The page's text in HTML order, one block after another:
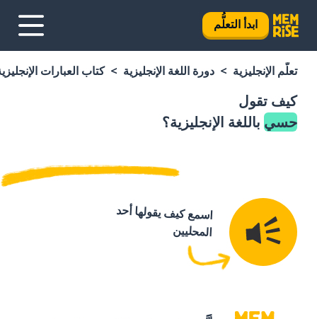
ابدأ التعلُّم
تعلَّم الإنجليزية دورة اللغة الإنجليزية كتاب العبارات
كيف تقول
حسي باللغة الإنجليزية؟
اسمع كيف يقولها أحد
المحليين